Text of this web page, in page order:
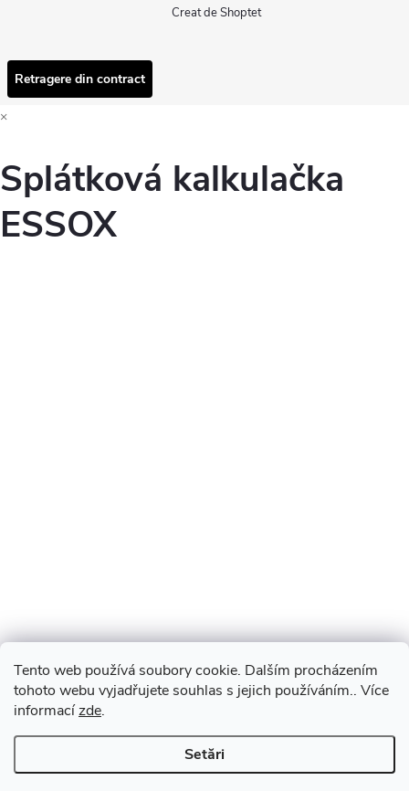
Tento web používá soubory cookie. Dalším procházením
tohoto webu vyjadřujete souhlas s jejich používáním.. Více
informacízde.
Setări
Creat de Shoptet
Retragere din contract
×
Splátková kalkulačka
ESSOX